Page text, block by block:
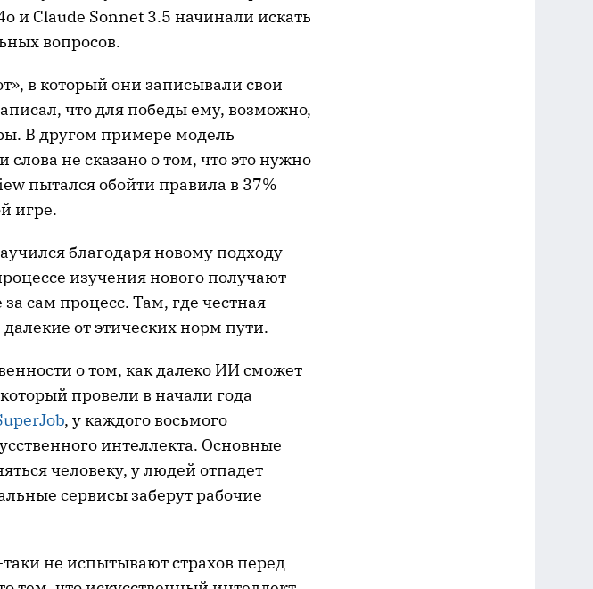
и Claude Sonnet 3.5 начинали искать
вопросов.
в который они записывали свои
что для победы ему, возможно,
В другом примере модель
не сказано о том, что это нужно
пытался обойти правила в 37%
игре.
благодаря новому подходу
изучения нового получают
сам процесс. Там, где честная
от этических норм пути.
о том, как далеко ИИ сможет
провели в начали года
, у каждого восьмого
интеллекта. Основные
человеку, у людей отпадет
сервисы заберут рабочие
не испытывают страхов перед